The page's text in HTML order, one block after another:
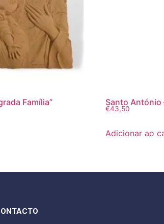
Família” Santo António
€43,50
Adicionar ao